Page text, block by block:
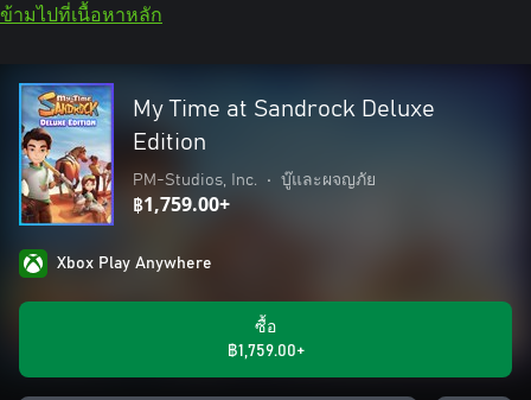
ข้ามไปที่เนื้อหาหลัก
My Time at Sandrock Deluxe
Edition
PM-Studios, Inc. • บู๊และผจญภัย
฿1,759.00+
Xbox Play Anywhere
ซื้อ
฿1,759.00+